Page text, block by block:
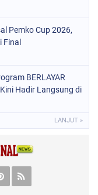
Pemko Cup 2026,
Final
BERLAYAR
Hadir Langsung di
LANJUT »